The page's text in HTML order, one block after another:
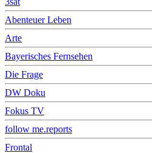
Abenteuer Leben
Arte
Bayerisches Fernsehen
Die Frage
DW Doku
Fokus TV
follow me.reports
Frontal